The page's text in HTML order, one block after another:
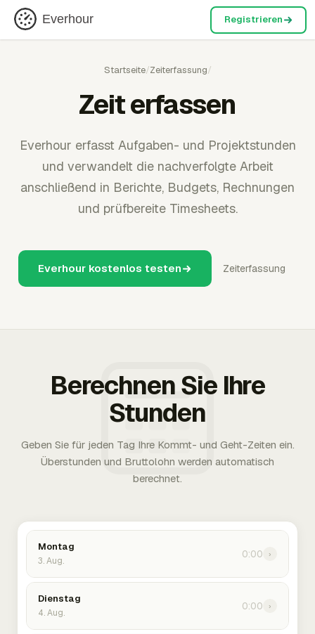
Everhour Registrieren
Startseite/Zeiterfassung/
Zeit erfassen
Everhour erfasst Aufgaben- und Projektstunden
und verwandelt die nachverfolgte Arbeit
anschließend in Berichte, Budgets, Rechnungen
und prüfbereite Timesheets.
Everhour kostenlos testen Zeiterfassung
Berechnen Sie Ihre
Stunden
Geben Sie für jeden Tag Ihre Kommt- und Geht-Zeiten ein.
Überstunden und Bruttolohn werden automatisch
berechnet.
Montag
3. Aug.
0:00 ›
Dienstag
4. Aug.
0:00 ›